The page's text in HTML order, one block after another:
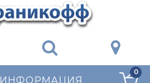
ИНФОРМАЦИЯ
0